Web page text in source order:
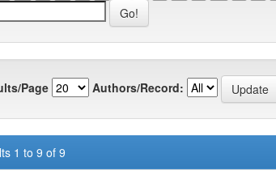
Page Authors/Record:
1 to 9 of 9